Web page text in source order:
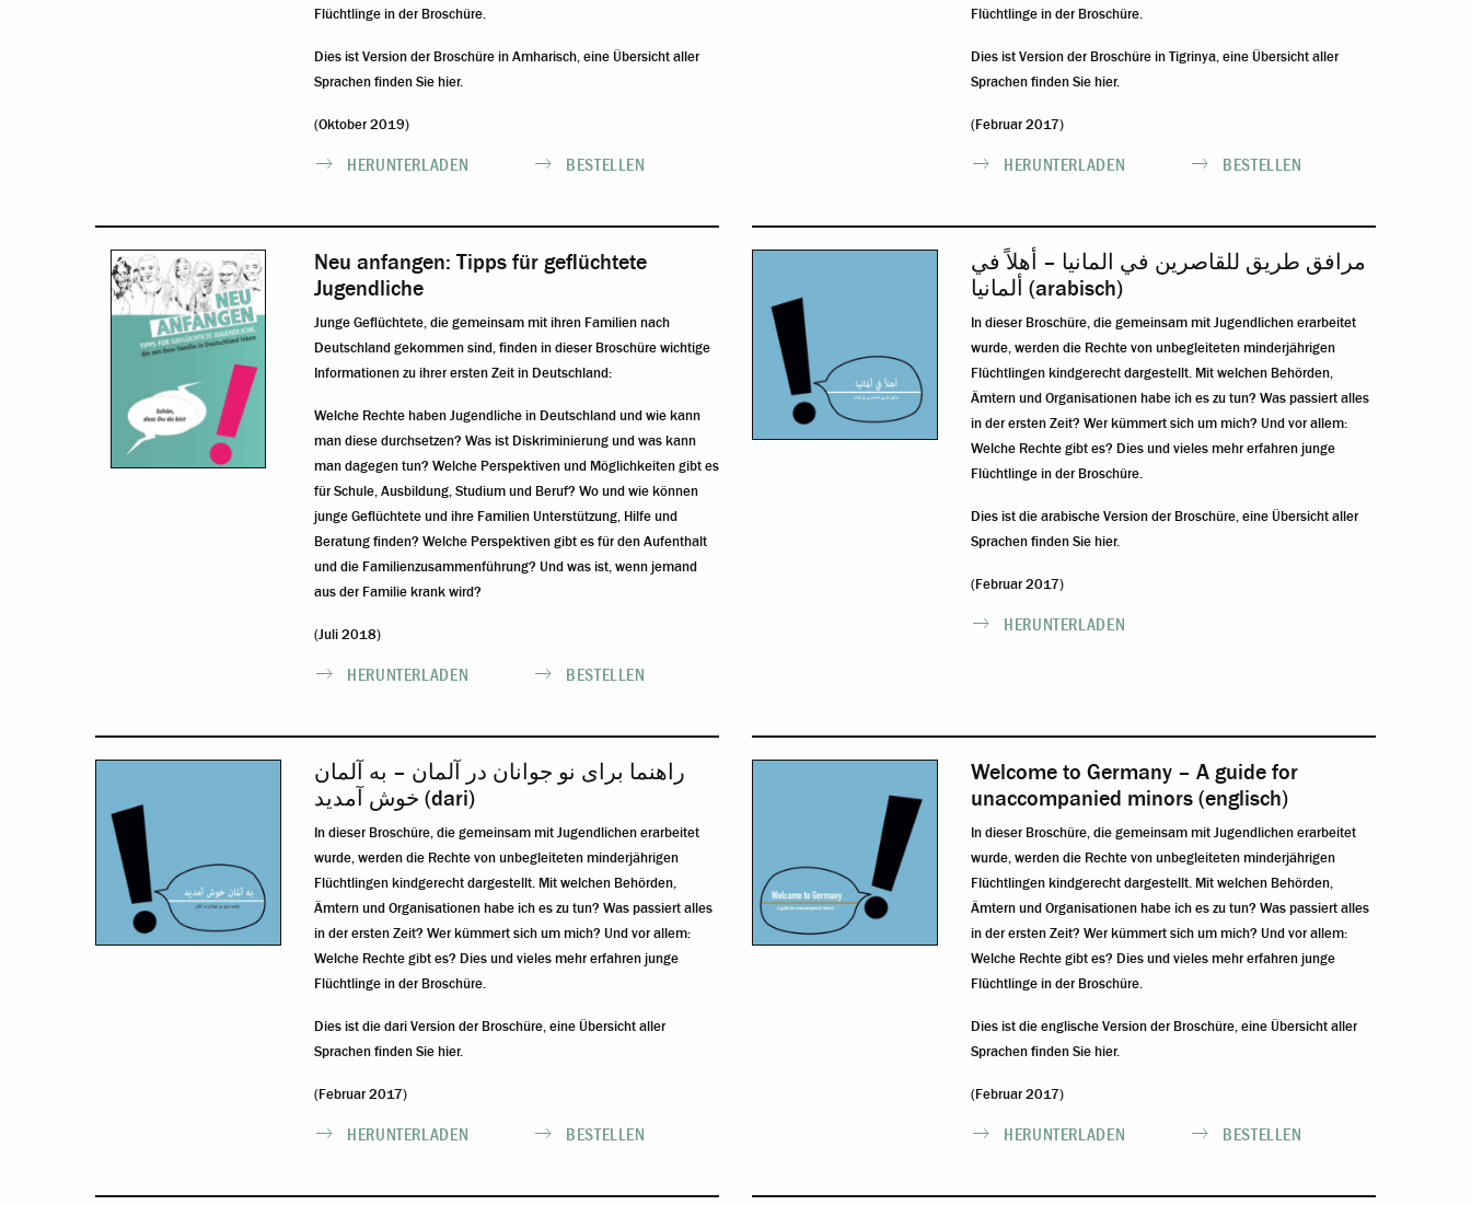
Flüchtlinge in der Broschüre.
Dies ist Version der Broschüre in Amharisch, eineÜbersicht aller
Sprachen finden Sie hier.
(Oktober 2019)
HERUNTERLADEN BESTELLEN
Flüchtlinge in der Broschüre.
Dies ist Version der Broschüre in Tigrinya, eineÜbersicht aller
Sprachen finden Sie hier.
(Februar 2017)
HERUNTERLADEN BESTELLEN
Neu anfangen: Tipps für geflüchtete
Jugendliche
Junge Geflüchtete, die gemeinsam mit ihren Familien nach
Deutschland gekommen sind, finden in dieser Broschüre wichtige
Informationen zu ihrer ersten Zeit in Deutschland:
Welche Rechte haben Jugendliche in Deutschland und wie kann
man diese durchsetzen? Was ist Diskriminierung und was kann
man dagegen tun? Welche Perspektiven und Möglichkeiten gibt es
für Schule, Ausbildung, Studium und Beruf? Wo und wie können
junge Geflüchtete und ihre Familien Unterstützung, Hilfe und
Beratung finden? Welche Perspektiven gibt es für den Aufenthalt
und die Familienzusammenführung? Und was ist, wenn jemand
aus der Familie krank wird?
(Juli 2018)
HERUNTERLADEN BESTELLEN
مرافق طريق للقاصرين في المانيا – أهلاً في
ألمانيا (arabisch)
In dieser Broschüre, die gemeinsam mit Jugendlichen erarbeitet
wurde, werden die Rechte von unbegleiteten minderjährigen
Flüchtlingen kindgerecht dargestellt. Mit welchen Behörden,
Ämtern und Organisationen habe ich es zu tun? Was passiert alles
in der ersten Zeit? Wer kümmert sich um mich? Und vor allem:
Welche Rechte gibt es? Dies und vieles mehr erfahren junge
Flüchtlinge in der Broschüre.
Dies ist die arabische Version der Broschüre, eineÜbersicht aller
Sprachen finden Sie hier.
(Februar 2017)
HERUNTERLADEN
راهنما برای نو جوانان در آلمان – به آلمان
خوش آمدید (dari)
In dieser Broschüre, die gemeinsam mit Jugendlichen erarbeitet
wurde, werden die Rechte von unbegleiteten minderjährigen
Flüchtlingen kindgerecht dargestellt. Mit welchen Behörden,
Ämtern und Organisationen habe ich es zu tun? Was passiert alles
in der ersten Zeit? Wer kümmert sich um mich? Und vor allem:
Welche Rechte gibt es? Dies und vieles mehr erfahren junge
Flüchtlinge in der Broschüre.
Dies ist die dari Version der Broschüre, eineÜbersicht aller
Sprachen finden Sie hier.
(Februar 2017)
HERUNTERLADEN BESTELLEN
Welcome to Germany – A guide for
unaccompanied minors (englisch)
In dieser Broschüre, die gemeinsam mit Jugendlichen erarbeitet
wurde, werden die Rechte von unbegleiteten minderjährigen
Flüchtlingen kindgerecht dargestellt. Mit welchen Behörden,
Ämtern und Organisationen habe ich es zu tun? Was passiert alles
in der ersten Zeit? Wer kümmert sich um mich? Und vor allem:
Welche Rechte gibt es? Dies und vieles mehr erfahren junge
Flüchtlinge in der Broschüre.
Dies ist die englische Version der Broschüre, eineÜbersicht aller
Sprachen finden Sie hier.
(Februar 2017)
HERUNTERLADEN BESTELLEN